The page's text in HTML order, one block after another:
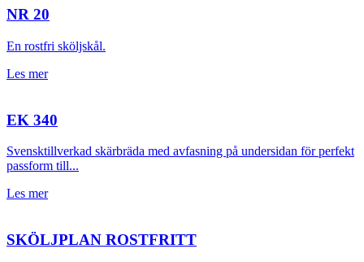
NR 20
En rostfri sköljskål.
Les mer
EK 340
Svensktillverkad skärbräda med avfasning på undersidan för perfekt
passform till...
Les mer
SKÖLJPLAN ROSTFRITT